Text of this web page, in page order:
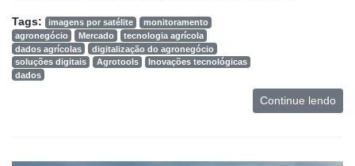
Tags: imagens por satélite
monitoramento
agronegócio
Mercado
tecnologia agrícola
dados agrícolas
digitalização do agronegócio
soluções digitais
Agrotools
Inovações tecnológicas
dados
Continue lendo